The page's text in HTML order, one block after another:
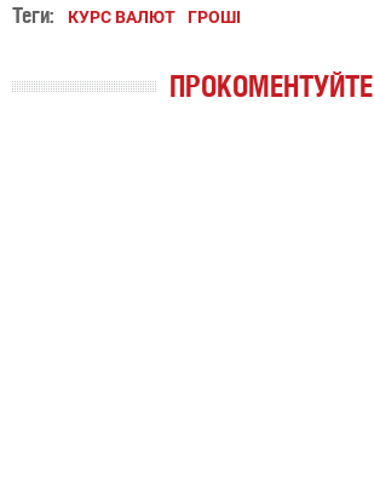
Теги: КУРС ВАЛЮТ ГРОШІ
ПРОКОМЕНТУЙТЕ